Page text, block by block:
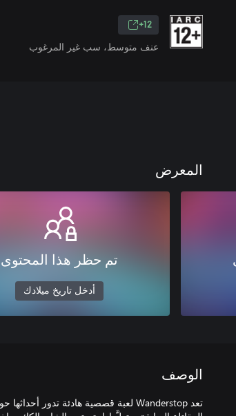
12+
عنف متوسط، سب غير المرغوب
المعرض
تم حظر هذا المحتوى
أدخل تاريخ ميلادك
الوصف